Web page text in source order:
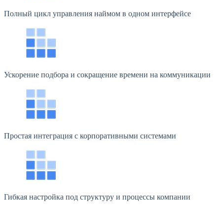
Полный цикл управления наймом в одном интерфейсе
Ускорение подбора и сокращение времени на коммуникации
Простая интеграция с корпоративными системами
Гибкая настройка под структуру и процессы компании